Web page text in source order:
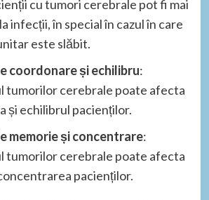
cu tumori cerebrale pot fi mai
infecții, în special în cazul în care
este slăbit.
coordonare și echilibru:
tumorilor cerebrale poate afecta
și echilibrul pacienților.
memorie și concentrare:
tumorilor cerebrale poate afecta
pacienților.